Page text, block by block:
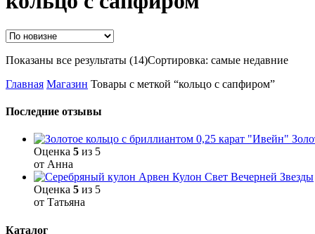
Показаны все результаты (14)Сортировка: самые недавние
Главная Магазин Товары с меткой “кольцо с сапфиром”
Последние отзывы
Оценка 5 из 5
от Анна
Кулон Свет Вечерней Звезды
Оценка 5 из 5
от Татьяна
Каталог